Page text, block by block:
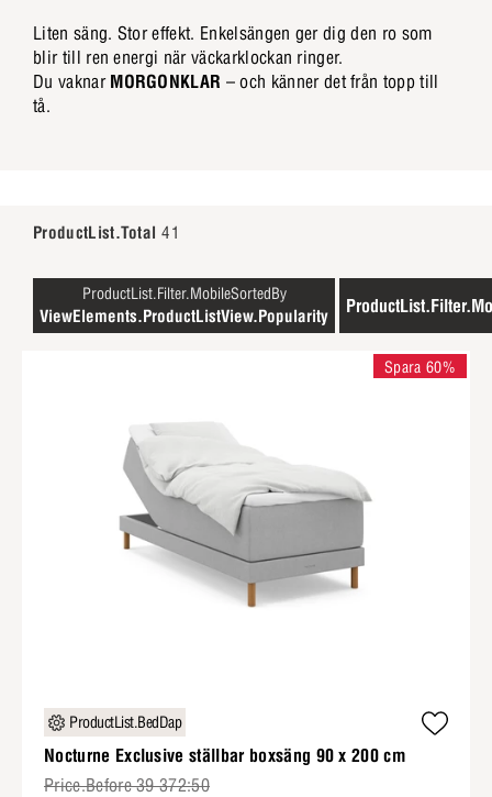
Liten säng. Stor effekt. Enkelsängen ger dig den ro som
blir till ren energi när väckarklockan ringer.
Du vaknar MORGONKLAR – och känner det från topp till
tå.
ProductList.Total 41
ProductList.Filter.MobileSortedBy
ViewElements.ProductListView.Popularity
ProductList.BedDap
Nocturne Exclusive ställbar boxsäng 90 x 200 cm
Price.Before 39 372:50
Spara 60%